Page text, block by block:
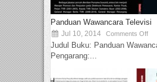
Panduan Wawancara Televisi
Jul 10, 2014 Comments Off
Judul Buku: Panduan
Pengarang:...